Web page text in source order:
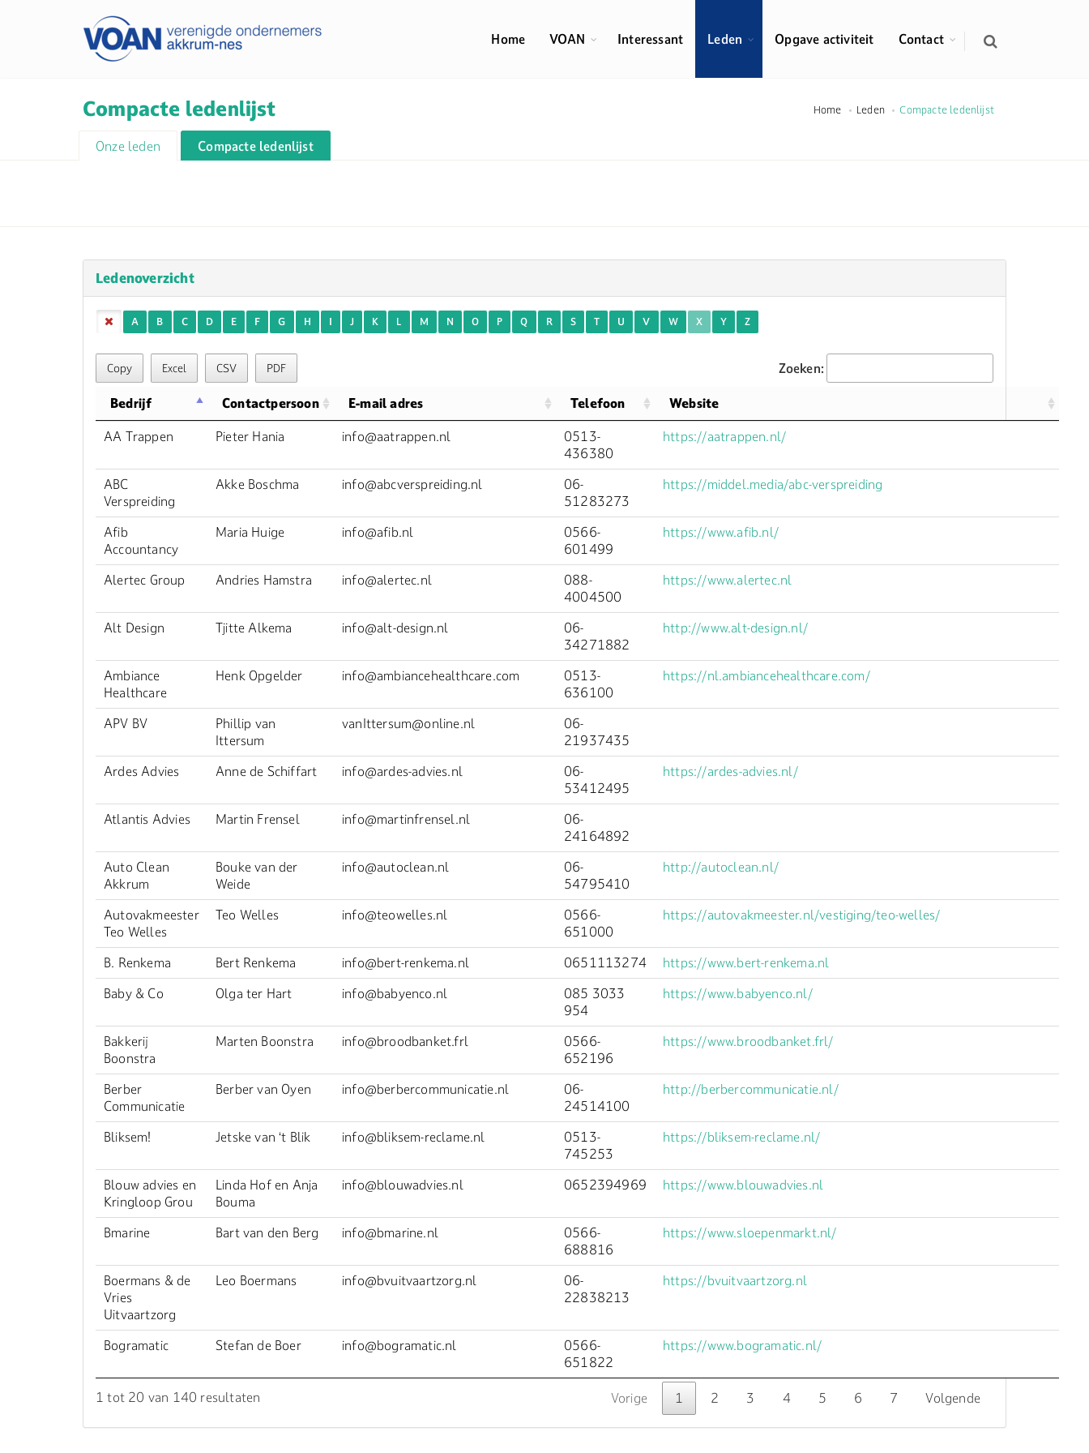
Home VOAN Interessant Leden Opgave activiteit Contact
Home Leden Compacte ledenlijst
Compacte ledenlijst
Onze leden Compacte ledenlijst
Ledenoverzicht
A B C D E F G H I J K L M N O P Q R S T U V W X Y Z
Copy Excel CSV PDF Zoeken:
Bedrijf Contactpersoon E-mail adres Telefoon Website
AA Trappen Pieter Hania info@aatrappen.nl
0513-
436380
https://aatrappen.nl/
ABC
Verspreiding
Akke Boschma info@abcverspreiding.nl
06-
51283273
https://middel.media/abc-verspreiding
Afib
Accountancy
Maria Huige info@afib.nl
0566-
601499
https://www.afib.nl/
Alertec Group Andries Hamstra info@alertec.nl
088-
4004500
https://www.alertec.nl
Alt Design Tjitte Alkema info@alt-design.nl
06-
34271882
http://www.alt-design.nl/
Ambiance
Healthcare
Henk Opgelder info@ambiancehealthcare.com
0513-
636100
https://nl.ambiancehealthcare.com/
APV BV
Phillip van
Ittersum
vanIttersum@online.nl
06-
21937435
Ardes Advies
Anne de Schiffart info@ardes-advies.nl
06-
53412495
https://ardes-advies.nl/
Atlantis Advies Martin Frensel info@martinfrensel.nl
06-
24164892
Auto Clean
Akkrum
Bouke van der
Weide
info@autoclean.nl
06-
54795410
http://autoclean.nl/
Autovakmeester
Teo Welles
Teo Welles info@teowelles.nl
0566-
651000
https://autovakmeester.nl/vestiging/teo-welles/
B. Renkema Bert Renkema info@bert-renkema.nl 0651113274
https://www.bert-renkema.nl
Baby & Co
Olga ter Hart info@babyenco.nl
085 3033
954
https://www.babyenco.nl/
Bakkerij
Boonstra
Marten Boonstra info@broodbanket.frl
0566-
652196
https://www.broodbanket.frl/
Berber
Communicatie
Berber van Oyen info@berbercommunicatie.nl
06-
24514100
http://berbercommunicatie.nl/
Bliksem! Jetske van ‘t Blik info@bliksem-reclame.nl
0513-
745253
https://bliksem-reclame.nl/
Blouw advies en
Kringloop Grou
Linda Hof en Anja
Bouma
info@blouwadvies.nl 0652394969 https://www.blouwadvies.nl
Bmarine Bart van den Berg info@bmarine.nl
0566-
688816
https://www.sloepenmarkt.nl/
Boermans & de
Vries
Uitvaartzorg
Leo Boermans info@bvuitvaartzorg.nl
06-
22838213
https://bvuitvaartzorg.nl
Bogramatic Stefan de Boer info@bogramatic.nl
0566-
651822
https://www.bogramatic.nl/
1 tot 20 van 140 resultaten Vorige 1 2 3 4 5 6 7 Volgende